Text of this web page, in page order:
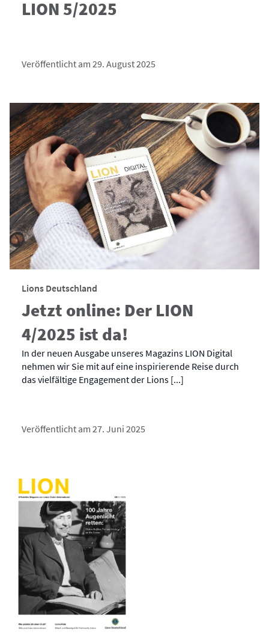
LION 5/2025
Veröffentlicht am 29. August 2025
Lions Deutschland
Jetzt online: Der LION
4/2025 ist da!
In der neuen Ausgabe unseres Magazins LION Digital
nehmen wir Sie mit auf eine inspirierende Reise durch
das vielfältige Engagement der Lions [...]
Veröffentlicht am 27. Juni 2025